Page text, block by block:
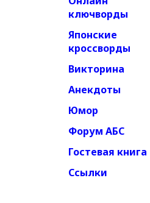
ключворды
Японские
кроссворды
Викторина
Анекдоты
Юмор
Форум АБС
Гостевая книга
Ссылки